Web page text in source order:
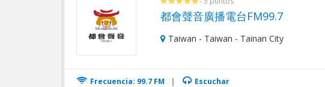
都會聲音廣播電台FM99.7
Taiwan - Taiwan - Tainan City
Frecuencia: 99.7 FM | Escuchar